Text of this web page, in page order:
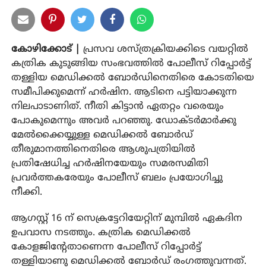
കോഴിക്കോട് |
പ്രസവ ശസ്ത്രക്രിയക്കിടെ വയറ്റില്‍
കത്രിക കുടുങ്ങിയ സംഭവത്തില്‍ പോലീസ് റിപ്പോര്‍ട്ട്
തള്ളിയ മെഡിക്കല്‍ ബോര്‍ഡിനെതിരെ കോടതിയെ
സമീപിക്കുമെന്ന് ഹര്‍ഷിന. ആടിനെ പട്ടിയാക്കുന്ന
നിലപാടാണിത്. നീതി കിട്ടാന്‍ ഏതറ്റം വരെയും
പോകുമെന്നും അവര്‍ പറഞ്ഞു. ഡോക്ടര്‍മാര്‍ക്കു
മേല്‍ക്കൈയ്യുള്ള മെഡിക്കല്‍ ബോര്‍ഡ്
തീരുമാനത്തിനെതിരെ ആശുപത്രിയില്‍
പ്രതിഷേധിച്ച ഹര്‍ഷിനയേയും സമരസമിതി
പ്രവര്‍ത്തകരേയും പോലീസ് ബലം പ്രയോഗിച്ചു
നീക്കി.
ആഗസ്റ്റ് 16 ന് സെക്രട്ടേറിയേറ്റിന് മുമ്പില്‍ ഏകദിന
ഉപവാസ നടത്തും. കത്രിക മെഡിക്കല്‍
കോളജിന്റേതാണെന്ന പോലീസ് റിപ്പോര്‍ട്ട്
തള്ളിയാണു മെഡിക്കല്‍ ബോര്‍ഡ് രംഗത്തുവന്നത്.